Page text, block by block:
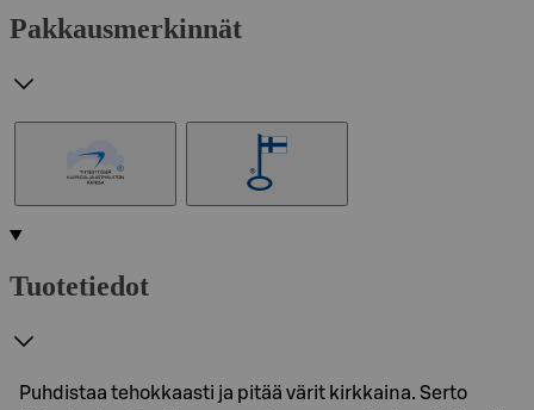
Pakkausmerkinnät
Tuotetiedot
Puhdistaa tehokkaasti ja pitää värit kirkkaina. Serto